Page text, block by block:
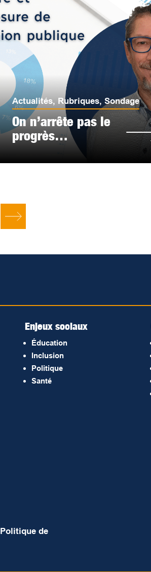
Actualités, Rubriques,Sondage
On n’arrête pas le
progrès…
Enjeux sociaux
Éducation
Inclusion
Politique
Santé
Politique de